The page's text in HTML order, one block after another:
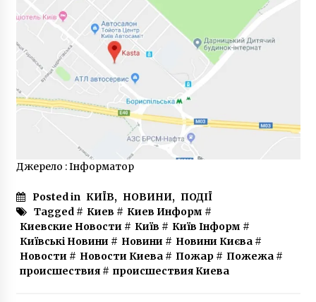
Джерело : Інформатор
Posted in КИЇВ, НОВИНИ, ПОДІЇ
Tagged # Киев # Киев Информ #
Киевские Новости # Київ # Київ Інформ #
Київські Новини # Новини # Новини Києва#
Новости # Новости Киева# Пожар# Пожежа#
происшествия# происшествия Киева